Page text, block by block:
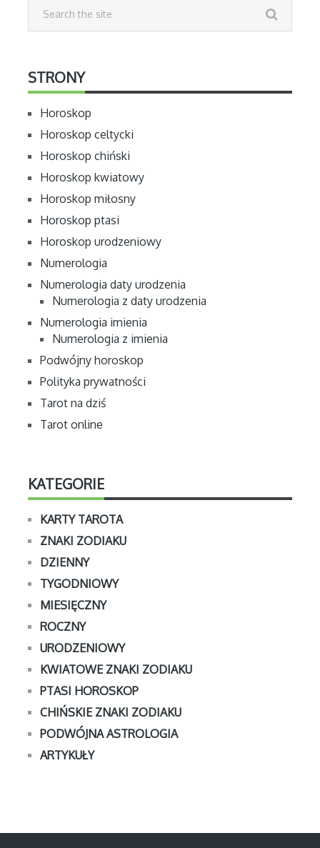
STRONY
Horoskop
Horoskop celtycki
Horoskop chiński
Horoskop kwiatowy
Horoskop miłosny
Horoskop ptasi
Horoskop urodzeniowy
Numerologia
Numerologia daty urodzenia
Numerologia z daty urodzenia
Numerologia imienia
Numerologia z imienia
Podwójny horoskop
Polityka prywatności
Tarot na dziś
Tarot online
KATEGORIE
KARTY TAROTA
ZNAKI ZODIAKU
DZIENNY
TYGODNIOWY
MIESIĘCZNY
ROCZNY
URODZENIOWY
KWIATOWE ZNAKI ZODIAKU
PTASI HOROSKOP
CHIŃSKIE ZNAKI ZODIAKU
PODWÓJNA ASTROLOGIA
ARTYKUŁY